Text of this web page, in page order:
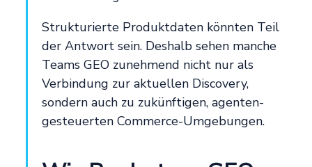
Strukturierte Produktdaten könnten Teil
der Antwort sein. Deshalb sehen manche
Teams GEO zunehmend nicht nur als
Verbindung zur aktuellen Discovery,
sondern auch zu zukünftigen, agenten-
gesteuerten Commerce-Umgebungen.